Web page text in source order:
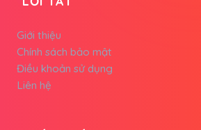
Giới thiệu
Chính sách bảo mật
Điều khoản sử dụng
Liên hệ